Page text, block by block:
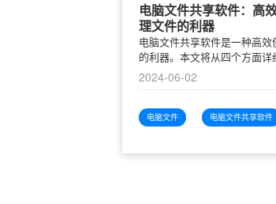
电脑文件共享软件：高
理文件的利器
电脑文件共享软件是一种高
的利器。本文将从四个方面详
2024-06-02
电脑文件 电脑文件共享软件